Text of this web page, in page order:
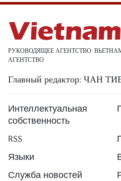
РУКОВОДЯЩЕЕ АГЕНТСТВО:
АГЕНТСТВО
Главный редактор: ЧАН
Интеллектуальная
собственность
RSS
Языки
Служба новостей